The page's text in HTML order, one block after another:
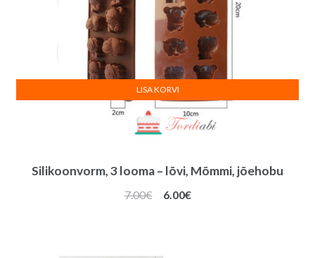
Silikoonvorm, 3 looma – lõvi, Mõmmi, jõehobu
7.00€
Algne
6.00€Praegune
LISA KORVI